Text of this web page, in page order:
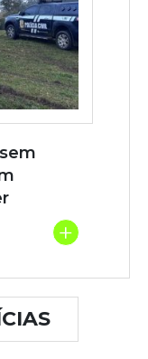
+